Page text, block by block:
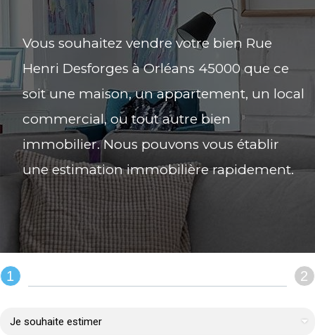
Vous souhaitez vendre votre bien Rue
Henri Desforges à Orléans 45000 que ce
soit une maison, un appartement, un local
commercial, ou tout autre bien
immobilier. Nous pouvons vous établir
une estimation immobilière rapidement.
REMPLIR LE FORMULAIRE :
1 2